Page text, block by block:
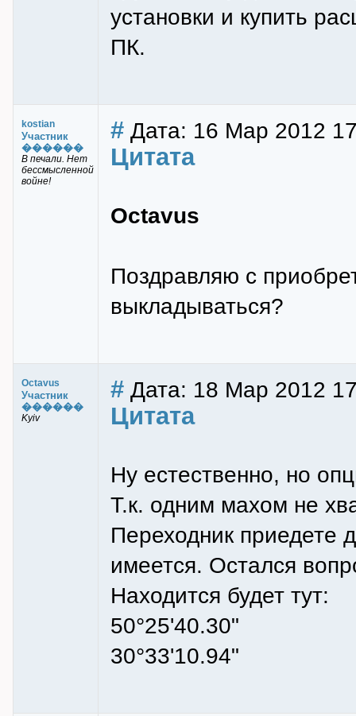
установки и купить
ПК.
kostian
Участник
������
В печали. Нет
бессмысленной
войне!
# Дата: 16 Мар 2012
Цитата
Octavus
Поздравляю с
выкладываться?
Octavus
Участник
������
Kyiv
# Дата: 18 Мар 2012
Цитата
Ну естественно, но
Т.к. одним махом не
Переходник приедете
имеется. Остался
Находится будет тут:
50°25'40.30"
30°33'10.94"